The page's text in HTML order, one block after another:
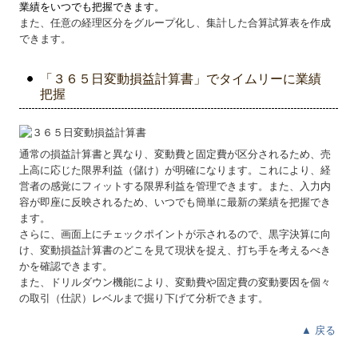
業績をいつでも把握できます。
また、任意の経理区分をグループ化し、集計した合算試算表を作成
できます。
「３６５日変動損益計算書」でタイムリーに業績
把握
通常の損益計算書と異なり、変動費と固定費が区分されるため、売
上高に応じた限界利益（儲け）が明確になります。これにより、経
営者の感覚にフィットする限界利益を管理できます。また、入力内
容が即座に反映されるため、いつでも簡単に最新の業績を把握でき
ます。
さらに、画面上にチェックポイントが示されるので、黒字決算に向
け、変動損益計算書のどこを見て現状を捉え、打ち手を考えるべき
かを確認できます。
また、ドリルダウン機能により、変動費や固定費の変動要因を個々
の取引（仕訳）レベルまで掘り下げて分析できます。
▲ 戻る